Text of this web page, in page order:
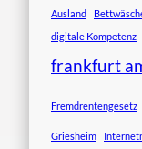
Ausland
digitale Kompetenz
frankfurt
Fremdrentengesetz
Griesheim